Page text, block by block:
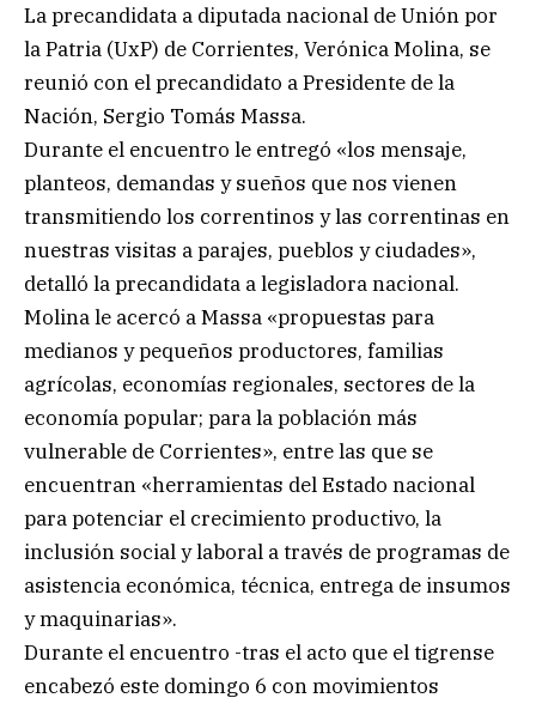
La precandidata a diputada nacional de Unión por
la Patria (UxP) de Corrientes, Verónica Molina, se
reunió con el precandidato a Presidente de la
Nación, Sergio Tomás Massa.
Durante el encuentro le entregó «los mensaje,
planteos, demandas y sueños que nos vienen
transmitiendo los correntinos y las correntinas en
nuestras visitas a parajes, pueblos y ciudades»,
detalló la precandidata a legisladora nacional.
Molina le acercó a Massa «propuestas para
medianos y pequeños productores, familias
agrícolas, economías regionales, sectores de la
economía popular; para la población más
vulnerable de Corrientes», entre las que se
encuentran «herramientas del Estado nacional
para potenciar el crecimiento productivo, la
inclusión social y laboral a través de programas de
asistencia económica, técnica, entrega de insumos
y maquinarias».
Durante el encuentro -tras el acto que el tigrense
encabezó este domingo 6 con movimientos